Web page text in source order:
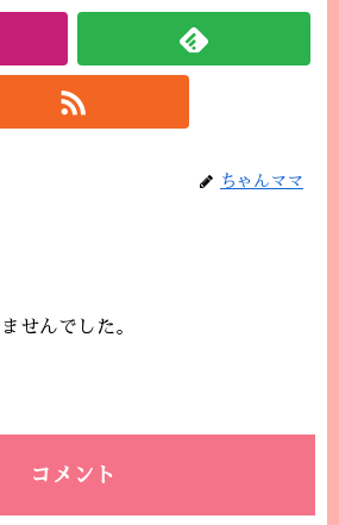
ちゃんママ
せんでした。
コメント